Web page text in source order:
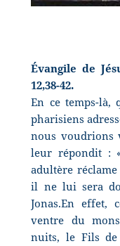
Évangile de
12,38-42.
En ce temps-là,
pharisiens
nous voudrions
leur répondit :
adultère
il ne lui sera
Jonas.En effet,
ventre du
nuits, le Fils de